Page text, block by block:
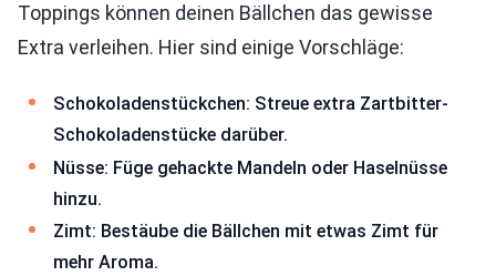
Toppings können deinen Bällchen das gewisse
Extra verleihen. Hier sind einige Vorschläge:
Schokoladenstückchen: Streue extra Zartbitter-
Schokoladenstücke darüber.
Nüsse: Füge gehackte Mandeln oder Haselnüsse
hinzu.
Zimt: Bestäube die Bällchen mit etwas Zimt für
mehr Aroma.